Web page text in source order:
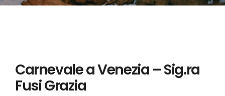
Carnevale a Venezia – Sig.ra
Fusi Grazia